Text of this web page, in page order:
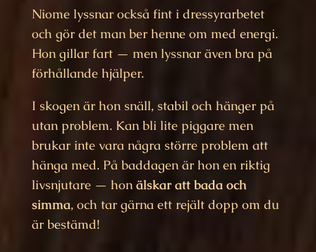
Niome lyssnar också fint i dressyrarbetet
och gör det man ber henne om med energi.
Hon gillar fart — men lyssnar även bra på
förhållande hjälper.
I skogen är hon snäll, stabil och hänger på
utan problem. Kan bli lite piggare men
brukar inte vara några större problem att
hänga med. På baddagen är hon en riktig
livsnjutare — hon älskar att bada och
simma, och tar gärna ett rejält dopp om du
är bestämd!